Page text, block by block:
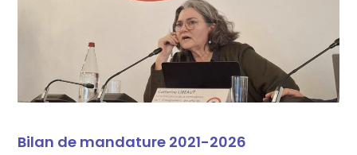
Bilan de mandature 2021-2026